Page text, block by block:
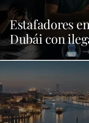
Estafadores
Dubái con